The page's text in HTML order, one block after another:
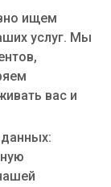
ищем
услуг. Мы
вас и